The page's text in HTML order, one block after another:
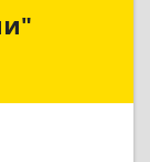
г,